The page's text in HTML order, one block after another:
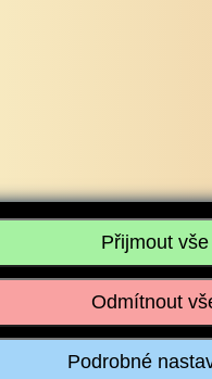
se sídlem č.p. 17, 768 75 Loukov
Realizace:w-software.com